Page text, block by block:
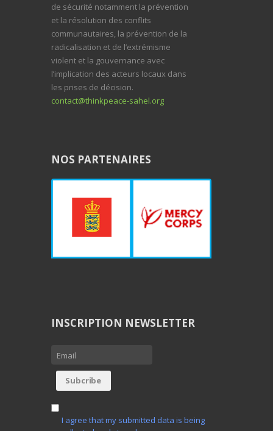
de sécurité notamment la prévention
et la résolution des conflits
communautaires, la prévention de la
radicalisation et de l’extrémisme
violent et la gouvernance avec
l’implication des acteurs locaux dans
les prises de décision.
contact@thinkpeace-sahel.org
NOS PARTENAIRES
INSCRIPTION NEWSLETTER
I agree that my submitted data is being